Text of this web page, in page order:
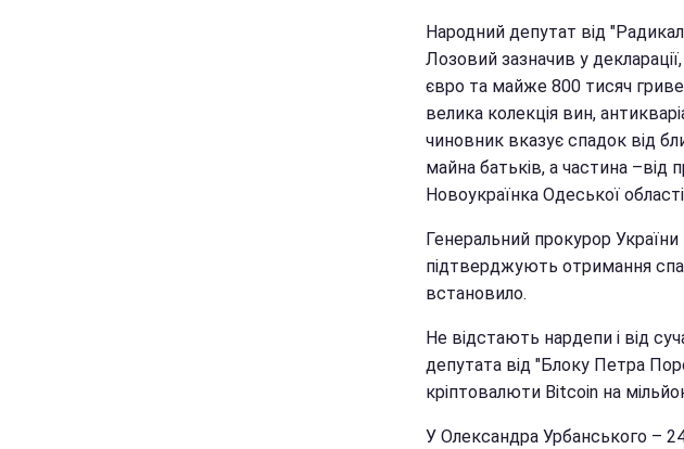
Народний депутат від
Лозовий зазначив у
євро та майже 800 тисяч
велика колекція вин,
чиновник вказує спадок від
майна батьків, а частина –від
Новоукраїнка Одеської
Генеральний прокурор
підтверджують отримання
встановило.
Не відстають нардепи і від
депутата від "Блоку Петра
кріптовалюти Bitcoin на
У Олександра Урбанського –